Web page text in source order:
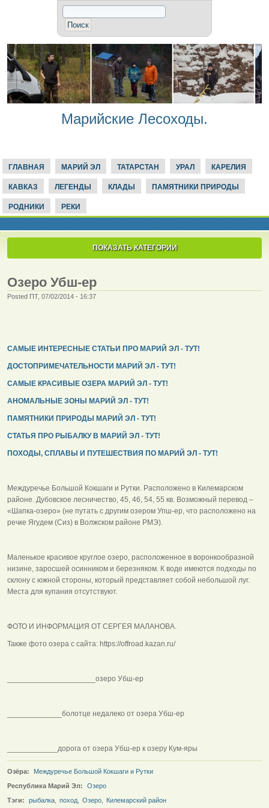
Марийские Лесоходы.
ГЛАВНАЯ МАРИЙ ЭЛ ТАТАРСТАН УРАЛ КАРЕЛИЯ
КАВКАЗ ЛЕГЕНДЫ КЛАДЫ ПАМЯТНИКИ ПРИРОДЫ
РОДНИКИ РЕКИ
ПОКАЗАТЬ КАТЕГОРИИ
Озеро Убш-ер
Posted ПТ, 07/02/2014 - 16:37
САМЫЕ ИНТЕРЕСНЫЕ СТАТЬИ ПРО МАРИЙ ЭЛ - ТУТ!
ДОСТОПРИМЕЧАТЕЛЬНОСТИ МАРИЙ ЭЛ - ТУТ!
САМЫЕ КРАСИВЫЕ ОЗЕРА МАРИЙ ЭЛ - ТУТ!
АНОМАЛЬНЫЕ ЗОНЫ МАРИЙ ЭЛ - ТУТ!
ПАМЯТНИКИ ПРИРОДЫ МАРИЙ ЭЛ - ТУТ!
СТАТЬЯ ПРО РЫБАЛКУ В МАРИЙ ЭЛ - ТУТ!
ПОХОДЫ, СПЛАВЫ И ПУТЕШЕСТВИЯ ПО МАРИЙ ЭЛ - ТУТ!
Междуречье Большой Кокшаги и Рутки. Расположено в Килемарском
районе. Дубовское лесничество, 45, 46, 54, 55 кв. Возможный перевод –
«Шапка-озеро» (не путать с другим озером Упш-ер, что расположено на
речке Ягудем (Сиз) в Волжском районе РМЭ).
Маленькое красивое круглое озеро, расположенное в воронкообразной
низине, заросшей осинником и березняком. К воде имеются подходы по
склону с южной стороны, который представляет собой небольшой луг.
Места для купания отсутствуют.
ФОТО И ИНФОРМАЦИЯ ОТ СЕРГЕЯ МАЛАНОВА.
Также фото озера с сайта: https://offroad.kazan.ru/
_____________________озеро Убш-ер
_____________болотце недалеко от озера Убш-ер
____________дорога от озера Убш-ер к озеру Кум-яры
Озёра:
Междуречье Большой Кокшаги и Рутки
Республика Марий Эл:
Озеро
Тэги:
рыбалка поход Озеро Килемарский район